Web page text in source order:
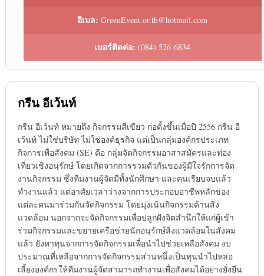
อีเมล: GreenEvent.or.th@hotmail.com
เบอร์ติดต่อ: (084) 526-6834
กรีน อีเว้นท์
กรีน อีเว้นท์ หมายถึง กิจกรรมสีเขียว ก่อตั้งขึ้นเมื่อปี 2556 กรีน อี
เว้นท์ ไม่ใช่บริษัท ไม่ใช่องค์ธุรกิจ แต่เป็นกลุ่มองค์กรประเภท
กิจการเพื่อสังคม (SE) คือ กลุ่มจัดกิจกรรมอาสาสมัครและท่อง
เที่ยวเชิงอนุรักษ์ โดยเกิดจากการรวมตัวกันของผู้มีใจรักการจัด
งานกิจกรรม ซึ่งทีมงานผู้จัดมีทั้งนักศึกษา และคนเรียบจบแล้ว
ทำงานแล้ว แต่อาศัยเวลาว่างจากการประกอบอาชีพหลักของ
แต่ละคนมาร่วมกันจัดกิจกรรม โดยมุ่งเน้นกิจกรรมด้านสิ่ง
แวดล้อม นอกจากจะจัดกิจกรรมเพื่อปลูกฝังจิตสำนึกให้แก่ผู้เข้า
ร่วมกิจกรรมและขยายเครือข่ายนักอนุรักษ์สิ่งแวดล้อมในสังคม
แล้ว ยังหาทุนจากการจัดกิจกรรมเพื่อนำไปช่วยเหลือสังคม งบ
ประมาณที่เหลือจากการจัดกิจกรรมส่วนหนึ่งเป็นทุนนำไปหล่อ
เลี้ยงองค์กรให้ทีมงานผู้จัดสามารถทำงานเพื่อสังคมได้อย่างยั่งยืน